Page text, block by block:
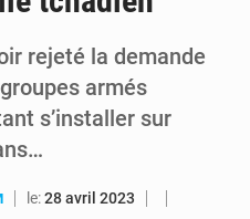
Kinshasa : Le Gouvernement provincial annonce la construction imminente du boulevard Étienne Tshisekedi
rejeté la demande
armés
s’installer sur
le:28 avril 2023